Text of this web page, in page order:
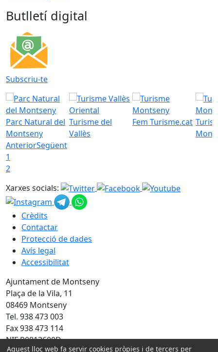
Butlletí digital
Subscriu-te
Parc Natural del
Montseny
Turisme del
Vallès
Fem Turisme.cat
AnteriorSegüent
1
2
Xarxes socials:
Crèdits
Contactar
Protecció de dades
Avís legal
Accessibilitat
Ajuntament de Montseny
Plaça de la Vila, 11
08469 Montseny
Tel. 938 473 003
Fax 938 473 114
NIF P0813600D
Aquest lloc web fa servir cookies pròpies i de tercers per